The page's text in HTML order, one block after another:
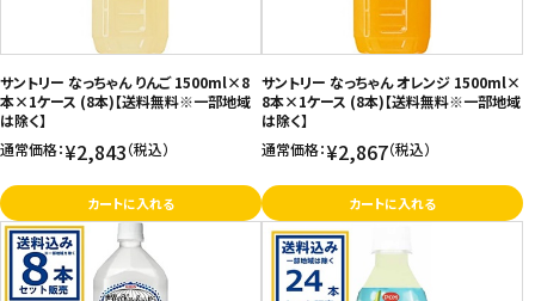
サントリー なっちゃん りんご 1500ml×8
本×1ケース (8本)【送料無料※一部地域
は除く】
通常価格：¥2,843（税込）
カートに入れる
サントリー なっちゃん オレンジ 1500ml×
8本×1ケース (8本)【送料無料※一部地域
は除く】
通常価格：¥2,867（税込）
カートに入れる